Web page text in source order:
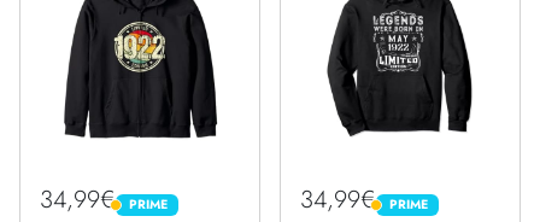
34,99€ PRIME
PRIME 34,99€ PRIME
PRIME